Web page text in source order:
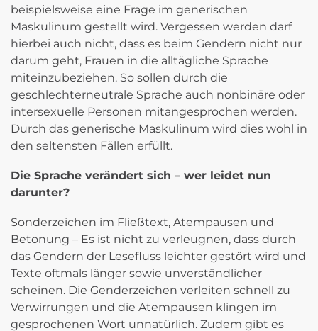
beispielsweise eine Frage im generischen
Maskulinum gestellt wird. Vergessen werden darf
hierbei auch nicht, dass es beim Gendern nicht nur
darum geht, Frauen in die alltägliche Sprache
miteinzubeziehen. So sollen durch die
geschlechterneutrale Sprache auch nonbinäre oder
intersexuelle Personen mitangesprochen werden.
Durch das generische Maskulinum wird dies wohl in
den seltensten Fällen erfüllt.
Die Sprache verändert sich – wer leidet nun
darunter?
Sonderzeichen im Fließtext, Atempausen und
Betonung – Es ist nicht zu verleugnen, dass durch
das Gendern der Lesefluss leichter gestört wird und
Texte oftmals länger sowie unverständlicher
scheinen. Die Genderzeichen verleiten schnell zu
Verwirrungen und die Atempausen klingen im
gesprochenen Wort unnatürlich. Zudem gibt es